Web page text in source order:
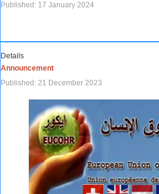
Published: 17 January 2024
Details
Announcement
Published: 21 December 2023